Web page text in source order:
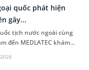
quốc phát hiện
gây...
tịch nước ngoài cùng
đến MEDLATEC khám
Qua thăm khám và
sâu,...